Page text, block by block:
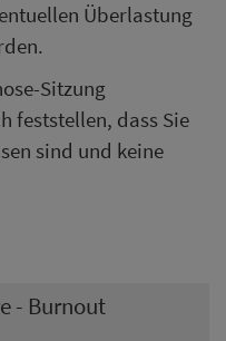
Überlastung
Sitzung
feststellen, dass Sie
sind und keine
- Burnout